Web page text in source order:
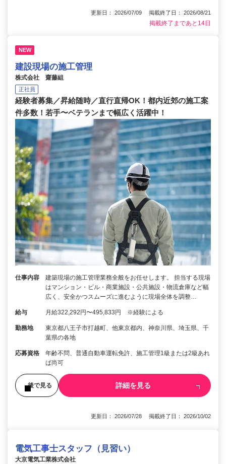
更新日： 2026/07/09 掲載終了日： 2026/08/21
掲載終了まであと14日
NEW
建設現場の施工管理
株式会社 齋藤組
正社員
経験者募集／昇給随時／直行直帰OK！都内近郊の施工案
件多数！若手〜ベテランまで幅広く活躍中！
仕事内容
建築現場の施工管理業務全般をお任せします。 担当する現場
はマンション・ビル・商業施設・公共施設・物流倉庫など幅
広く、安全かつスムーズに進むように現場全体を調整…
給与 月給322,292円〜495,833円 ※経験による
勤務地
東京都八王子市打越町、他東京都内、神奈川県、埼玉県、千
葉県の各地
応募資格
年齢不問、普通自動車運転免許、施工管理1級または2級あれ
ば尚可
後で見る 詳細を見る
更新日： 2026/07/28 掲載終了日： 2026/10/02
電気工事士スタッフ（見習い）
大京電気工業株式会社